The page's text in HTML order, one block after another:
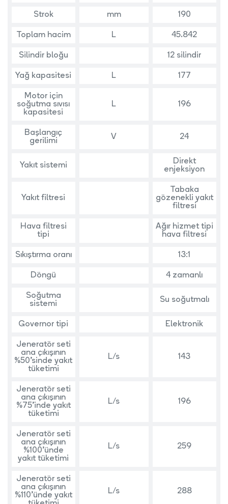
Strok mm 190
Toplam hacim L 45.842
Silindir bloğu 12 silindir
Yağ kapasitesi L 177
Motor için
soğutma sıvısı
kapasitesi
L 196
Başlangıç
gerilimi
V 24
Yakıt sistemi
Direkt
enjeksiyon
Yakıt filtresi
Tabaka
gözenekli yakıt
filtresi
Hava filtresi
tipi
Ağır hizmet tipi
hava filtresi
Sıkıştırma oranı 13:1
Döngü 4 zamanlı
Soğutma
sistemi
Su soğutmalı
Governor tipi Elektronik
Jeneratör seti
ana çıkışının
%50’sinde yakıt
tüketimi
L/s 143
Jeneratör seti
ana çıkışının
%75’inde yakıt
tüketimi
L/s 196
Jeneratör seti
ana çıkışının
%100’ünde
yakıt tüketimi
L/s 259
Jeneratör seti
ana çıkışının
%110’ünde yakıt
L/s 288